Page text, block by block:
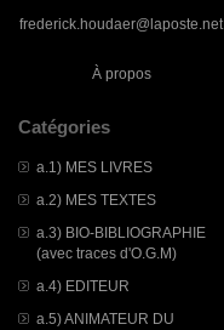
frederick.houdaer@laposte.net
À propos
Catégories
a.1) MES LIVRES
a.2) MES TEXTES
a.3) BIO-BIBLIOGRAPHIE
(avec traces d'O.G.M)
a.4) EDITEUR
a.5) ANIMATEUR DU